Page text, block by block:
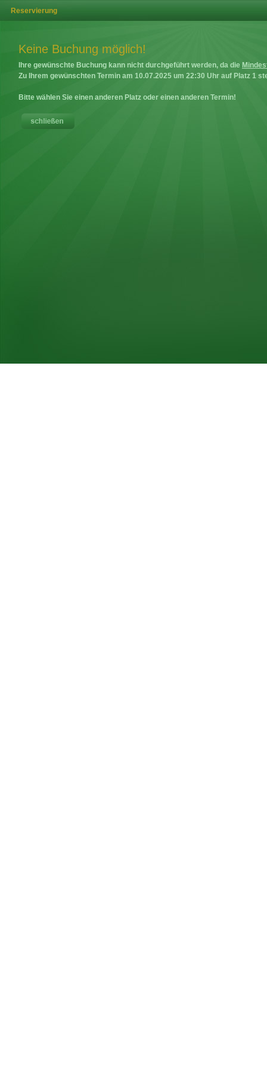
Reservierung
Keine Buchung möglich!
Ihre gewünschte Buchung kann nicht durchgeführt werden, da die
Zu Ihrem gewünschten Termin am 10.07.2025 um 22:30 Uhr auf Platz 1
Bitte wählen Sie einen anderen Platz oder einen anderen Termin!